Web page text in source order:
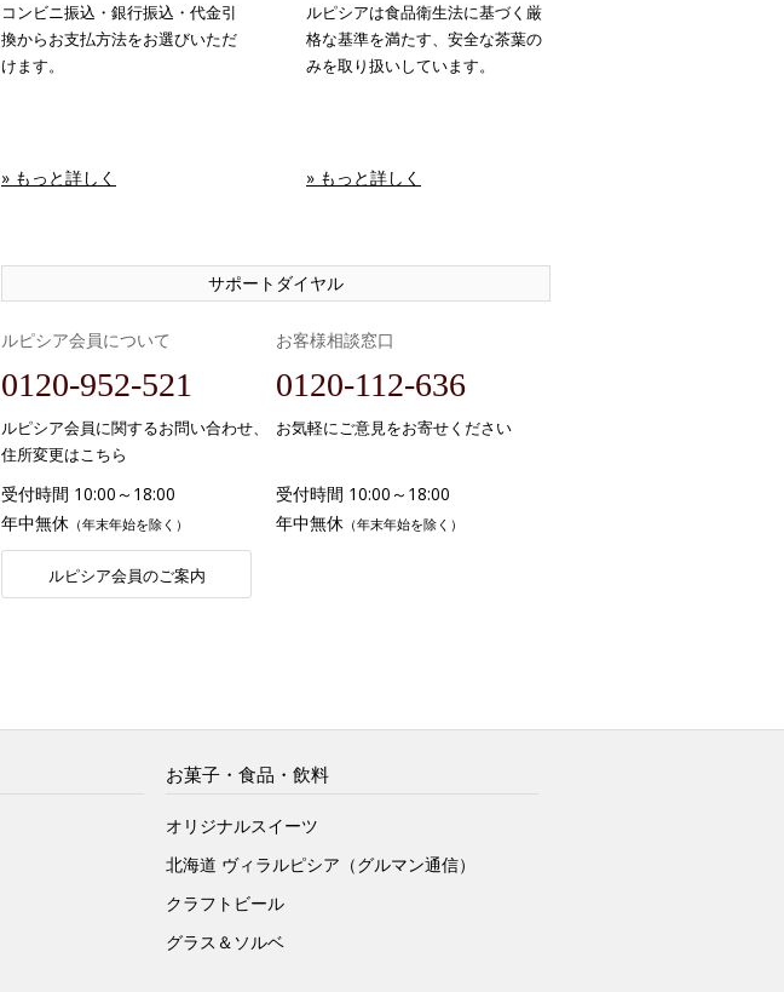
コンビニ振込・銀行振込・代金引
換からお支払方法をお選びいただ
けます。
» もっと詳しく
ルピシアは食品衛生法に基づく厳
格な基準を満たす、安全な茶葉の
みを取り扱いしています。
» もっと詳しく
サポートダイヤル
ルピシア会員について
0120-952-521
ルピシア会員に関するお問い合わせ、
住所変更はこちら
受付時間 10:00～18:00
年中無休 （年末年始を除く）
ルピシア会員のご案内
お客様相談窓口
0120-112-636
お気軽にご意見をお寄せください
受付時間 10:00～18:00
年中無休 （年末年始を除く）
お菓子・食品・飲料
オリジナルスイーツ
北海道 ヴィラルピシア（グルマン通信）
クラフトビール
グラス＆ソルベ